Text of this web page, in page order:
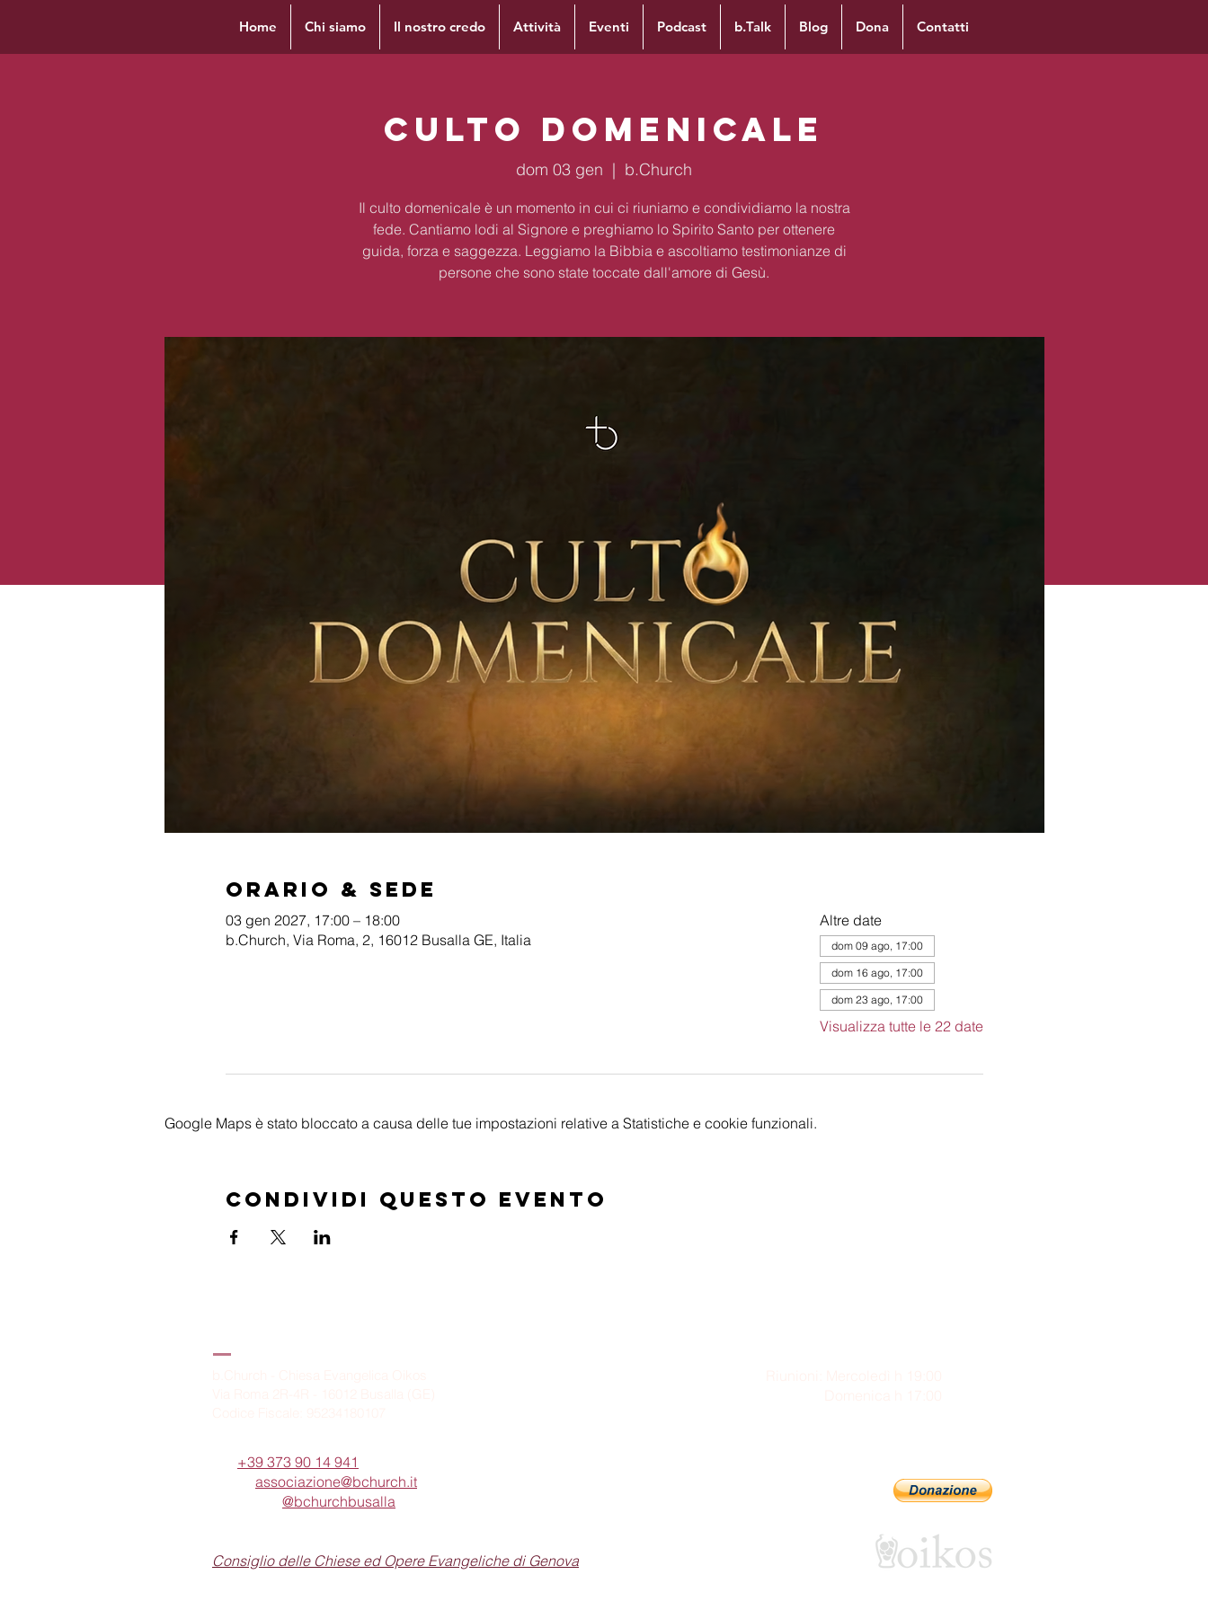
Home Chi siamo Il nostro credo Attività Eventi Podcast b.Talk Blog Dona Contatti
Culto domenicale
dom 03 gen
  |
b.Church
Il culto domenicale è un momento in cui ci riuniamo e condividiamo la nostra
fede. Cantiamo lodi al Signore e preghiamo lo Spirito Santo per ottenere
guida, forza e saggezza. Leggiamo la Bibbia e ascoltiamo testimonianze di
persone che sono state toccate dall'amore di Gesù.
Orario & Sede
03 gen 2027, 17:00 – 18:00
b.Church, Via Roma, 2, 16012 Busalla GE, Italia
Altre date
dom 09 ago, 17:00
dom 16 ago, 17:00
dom 23 ago, 17:00
Visualizza tutte le 22 date
Google Maps è stato bloccato a causa delle tue impostazioni relative a Statistiche e cookie funzionali.
Condividi questo evento
+39 373 90 14 941
associazione@bchurch.it
@bchurchbusalla
Consiglio delle Chiese ed Opere Evangeliche di Genova